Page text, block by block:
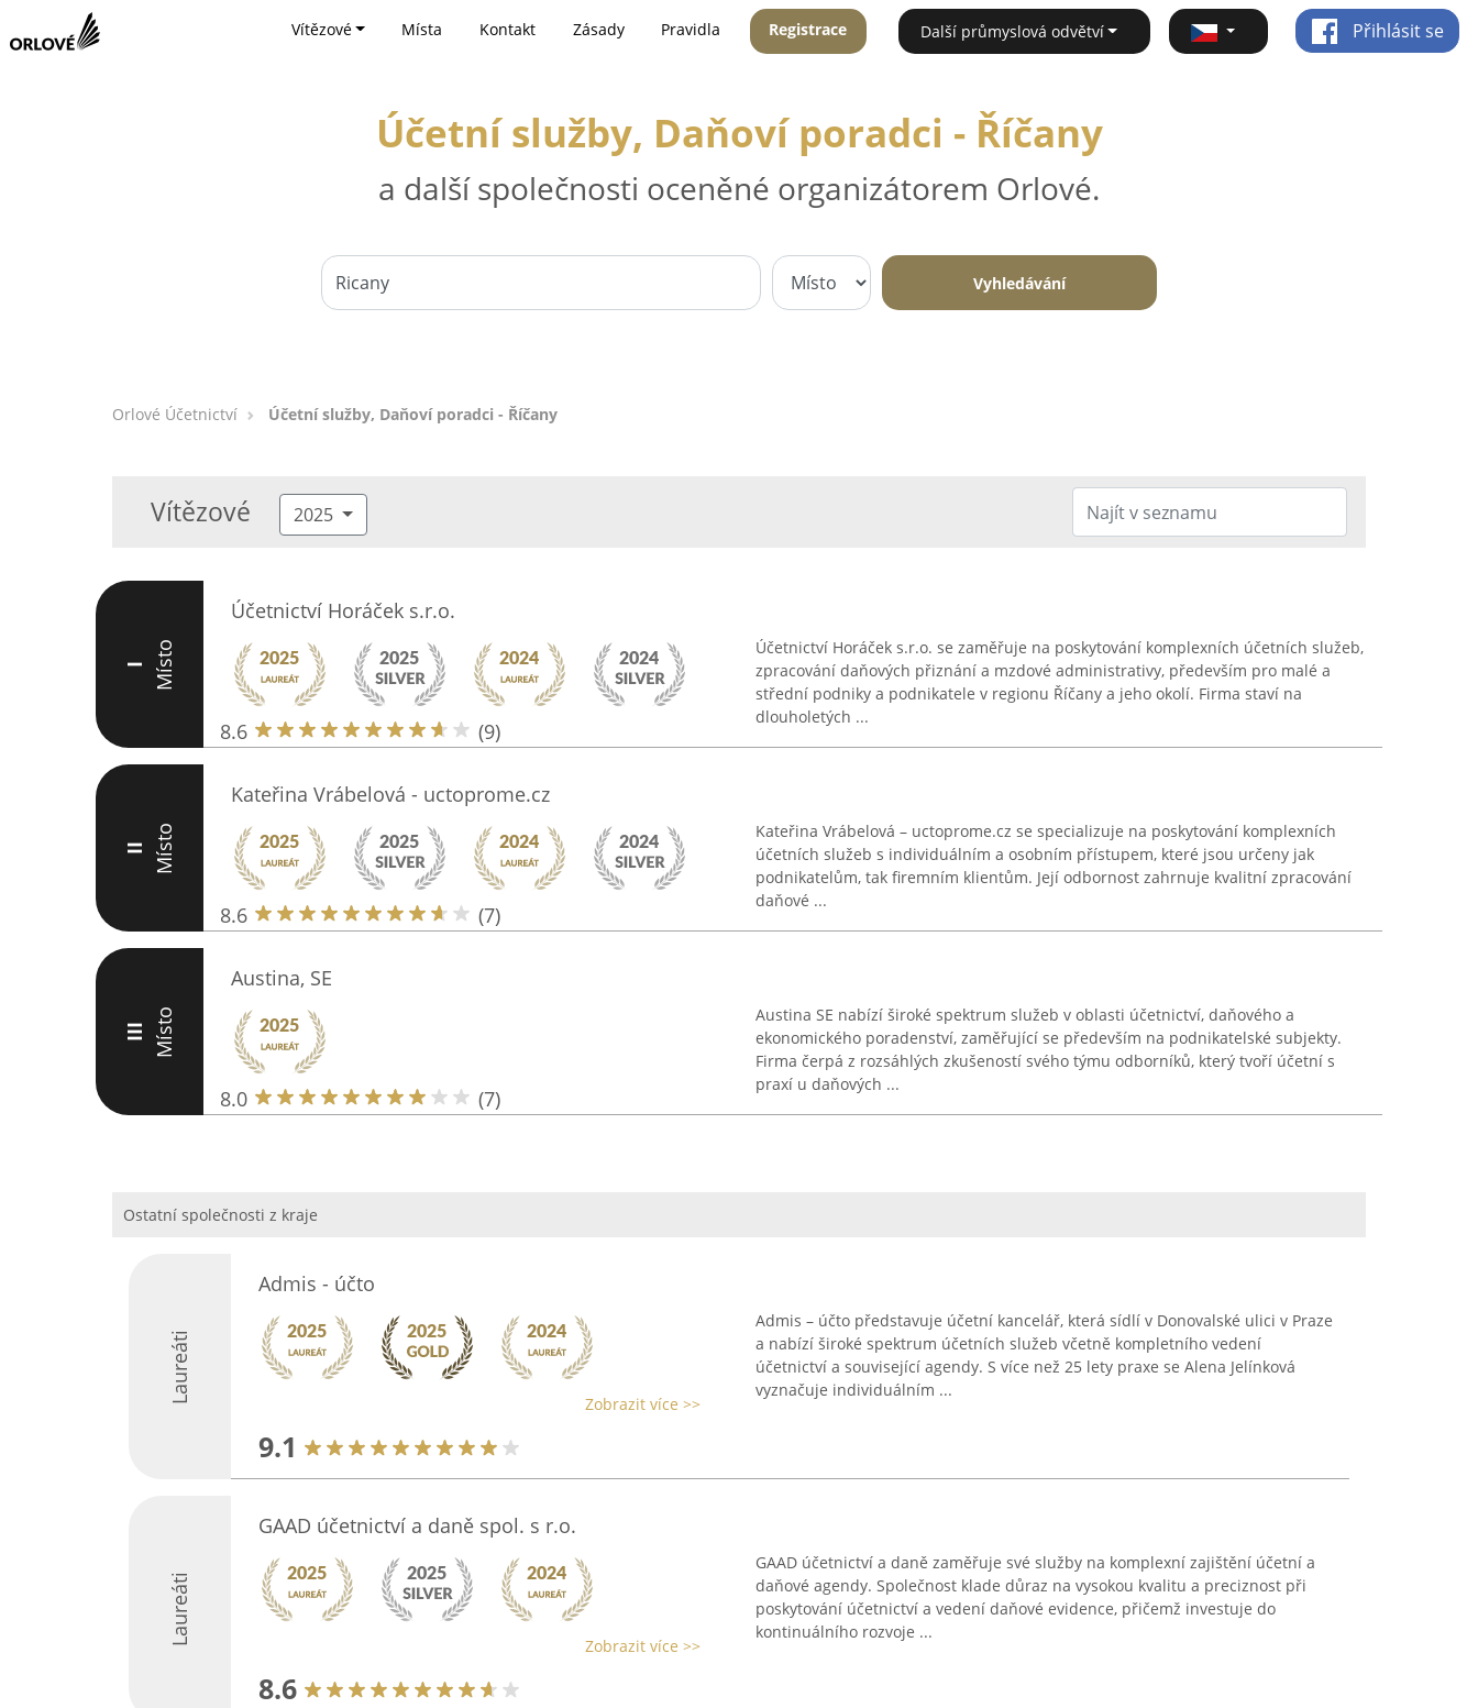
Vítězové Místa Kontakt Zásady Pravidla Registrace Další průmyslová odvětví Přihlásit se
Účetní služby, Daňoví poradci - Říčany
a další společnosti oceněné organizátorem Orlové.
Vyhledávání
Orlové Účetnictví Účetní služby, Daňoví poradci - Říčany
Vítězové 2025
I Místo
Účetnictví Horáček s.r.o.
8.6 (9)
Účetnictví Horáček s.r.o. se zaměřuje na poskytování komplexních účetních služeb,
zpracování daňových přiznání a mzdové administrativy, především pro malé a
střední podniky a podnikatele v regionu Říčany a jeho okolí. Firma staví na
dlouholetých ...
II Místo
Kateřina Vrábelová - uctoprome.cz
8.6 (7)
Kateřina Vrábelová – uctoprome.cz se specializuje na poskytování komplexních
účetních služeb s individuálním a osobním přístupem, které jsou určeny jak
podnikatelům, tak firemním klientům. Její odbornost zahrnuje kvalitní zpracování
daňové ...
III Místo
Austina, SE
8.0 (7)
Austina SE nabízí široké spektrum služeb v oblasti účetnictví, daňového a
ekonomického poradenství, zaměřující se především na podnikatelské subjekty.
Firma čerpá z rozsáhlých zkušeností svého týmu odborníků, který tvoří účetní s
praxí u daňových ...
Ostatní společnosti z kraje
Laureáti
Admis - účto
Zobrazit více >>
9.1
Admis – účto představuje účetní kancelář, která sídlí v Donovalské ulici v Praze
a nabízí široké spektrum účetních služeb včetně kompletního vedení
účetnictví a související agendy. S více než 25 lety praxe se Alena Jelínková
vyznačuje individuálním ...
Laureáti
GAAD účetnictví a daně spol. s r.o.
Zobrazit více >>
8.6
GAAD účetnictví a daně zaměřuje své služby na komplexní zajištění účetní a
daňové agendy. Společnost klade důraz na vysokou kvalitu a preciznost při
poskytování účetnictví a vedení daňové evidence, přičemž investuje do
kontinuálního rozvoje ...